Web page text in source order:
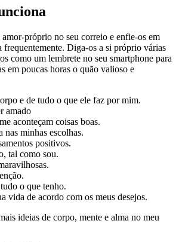
amor-próprio no seu correio e enfie-os em
frequentemente. Diga-os a si próprio várias
como um lembrete no seu smartphone para
em poucas horas o quão valioso e
e de tudo o que ele faz por mim.
amado
aconteçam coisas boas.
nas minhas escolhas.
positivos.
tal como sou.
o que tenho.
vida de acordo com os meus desejos.
ideias de corpo, mente e alma no meu